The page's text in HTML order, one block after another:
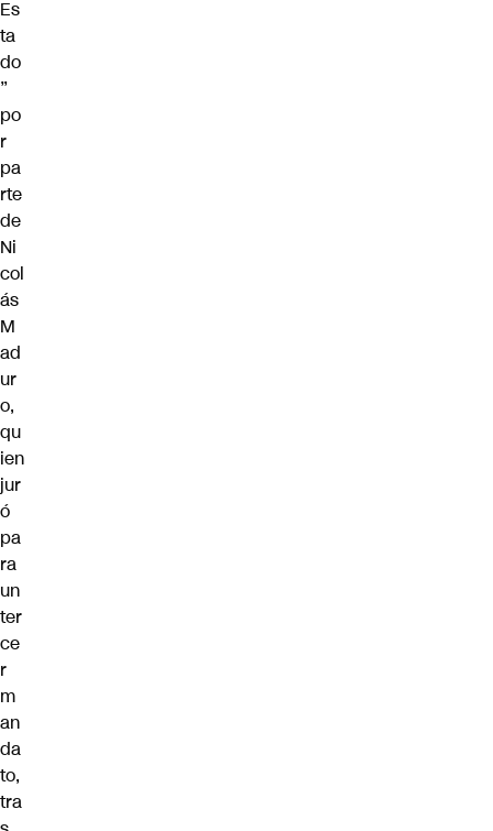
Es
ta
do
”
po
r
pa
rte
de
Ni
col
ás
M
ad
ur
o,
qu
ien
jur
ó
pa
ra
un
ter
ce
r
m
an
da
to,
tra